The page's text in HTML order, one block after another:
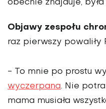
obecnie znajduje, była
Objawy zespołu
raz pierwszy powaliły
- To mnie po prostu
wyczerpana. Nie
mama musiała